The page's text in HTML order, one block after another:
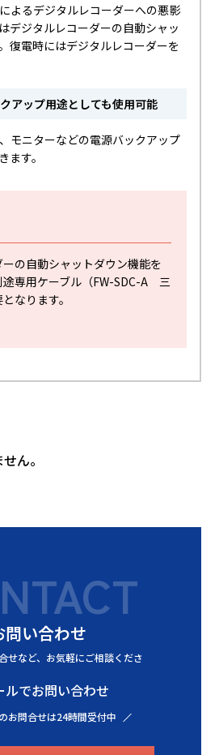
よるデジタルレコーダーへの悪影
デジタルレコーダーの自動シャッ
復電時にはデジタルレコーダーを
アップ用途としても使用可能
モニターなどの電源バックアップ
ます。
の自動シャットダウン機能を
途専用ケーブル（FW-SDC-A 三
なります。
ん。
問い合わせ
など、 お気軽にご相談くださ
ルでお問い合わせ
お問合せは24時間受付中